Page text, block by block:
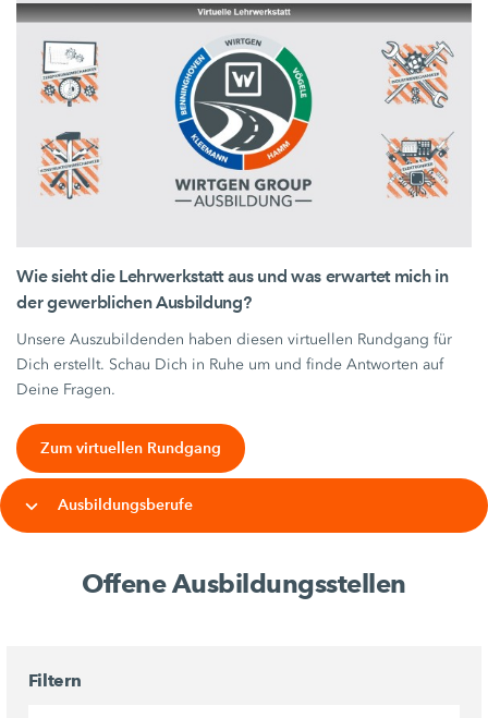
Wie sieht die Lehrwerkstatt aus und was erwartet mich in
der gewerblichen Ausbildung?
Unsere Auszubildenden haben diesen virtuellen Rundgang für
Dich erstellt. Schau Dich in Ruhe um und finde Antworten auf
Deine Fragen.
Zum virtuellen Rundgang
Ausbildungsberufe
Offene Ausbildungsstellen
Filtern